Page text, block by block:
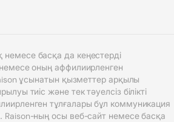
басқа да кеңестерді
оның аффилиирленген
ұсынатын қызметтер арқылы
тиіс және тек тәуелсіз білікті
тұлғалары бұл коммуникация
ның осы веб-сайт немесе басқа